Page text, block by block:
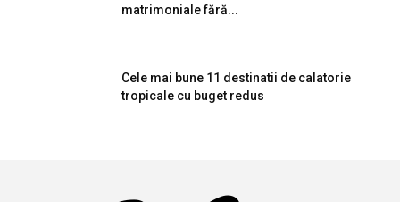
matrimoniale fără...
Cele mai bune 11 destinatii de calatorie
tropicale cu buget redus